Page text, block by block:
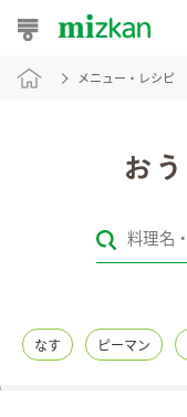
おうちレシピ
レシピカテゴリ一覧
レシピ名特集
メニュー・レシピ
なす ピーマン